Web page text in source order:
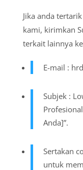
Jika anda
kami, kirimkan
terkait lainnya
E-mail :
Subjek :
Anda]”.
Sertakan
untuk